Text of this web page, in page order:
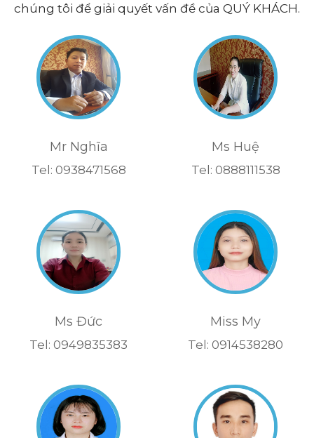
chúng tôi để giải quyết vấn đề của QUÝ KHÁCH.
Mr Nghĩa
Tel: 0938471568
Ms Huệ
Tel: 0888111538
Ms Đức
Tel: 0949835383
Miss My
Tel: 0914538280